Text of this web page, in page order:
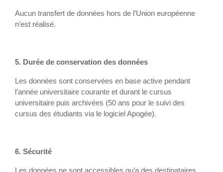
Aucun transfert de données hors de l’Union européenne
n’est réalisé.
5. Durée de conservation des données
Les données sont conservées en base active pendant
l’année universitaire courante et durant le cursus
universitaire puis archivées (50 ans pour le suivi des
cursus des étudiants via le logiciel Apogée).
6. Sécurité
Les données ne sont accessibles qu’a des destinataires